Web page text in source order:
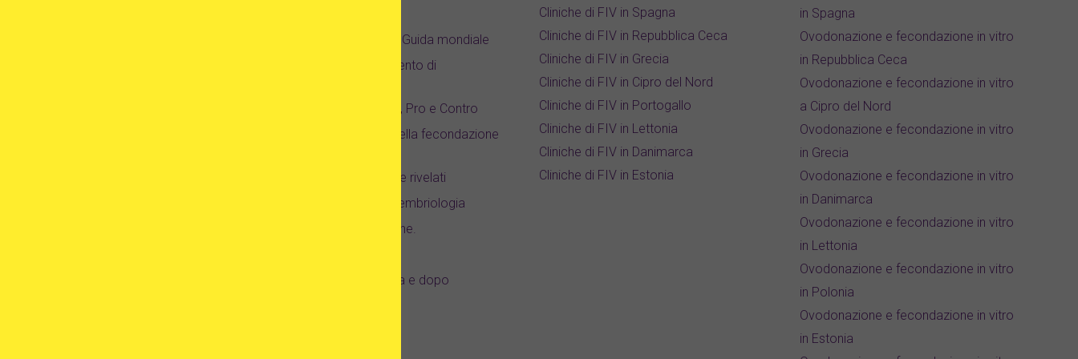
i
Costo della fecondazione in vitro e della donazione di ovuli – Guida mondiale
7 domande da porre alla clinica di fertilitá prima di un trattamento di
Programma di Rimborso o Garanzia per la FIV – Costi, Rischi, Pro e Contro
Calcolatrici FIV: aiutano a capire le percentuali di successo della fecondazione
Percentuali di successo della fecondazione in vitro: miti e cifre rivelati
Sviluppo dell’embrione – approfondimento sul laboratorio di embriologia
Il bambino mi assomiglierà? Preoccupazioni dell’ovodonazione.
Come prepararsi al trasferimento di embrioni, cosa fare prima e dopo
Cliniche di FIV in Spagna
Cliniche di FIV in Repubblica Ceca
Cliniche di FIV in Grecia
Cliniche di FIV in Cipro del Nord
Cliniche di FIV in Portogallo
Cliniche di FIV in Lettonia
Cliniche di FIV in Danimarca
Cliniche di FIV in Estonia
in Spagna
Ovodonazione e fecondazione in vitro
in Repubblica Ceca
Ovodonazione e fecondazione in vitro
a Cipro del Nord
Ovodonazione e fecondazione in vitro
in Grecia
Ovodonazione e fecondazione in vitro
in Danimarca
Ovodonazione e fecondazione in vitro
in Lettonia
Ovodonazione e fecondazione in vitro
in Polonia
Ovodonazione e fecondazione in vitro
in Estonia